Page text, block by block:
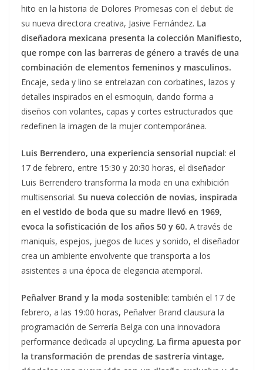
hito en la historia de Dolores Promesas con el debut de
su nueva directora creativa, Jasive Fernández. La
diseñadora mexicana presenta la colección Manifiesto,
que rompe con las barreras de género a través de una
combinación de elementos femeninos y masculinos.
Encaje, seda y lino se entrelazan con corbatines, lazos y
detalles inspirados en el esmoquin, dando forma a
diseños con volantes, capas y cortes estructurados que
redefinen la imagen de la mujer contemporánea.
Luis Berrendero, una experiencia sensorial nupcial: el
17 de febrero, entre 15:30 y 20:30 horas, el diseñador
Luis Berrendero transforma la moda en una exhibición
multisensorial. Su nueva colección de novias, inspirada
en el vestido de boda que su madre llevó en 1969,
evoca la sofisticación de los años 50 y 60. A través de
maniquís, espejos, juegos de luces y sonido, el diseñador
crea un ambiente envolvente que transporta a los
asistentes a una época de elegancia atemporal.
Peñalver Brand y la moda sostenible: también el 17 de
febrero, a las 19:00 horas, Peñalver Brand clausura la
programación de Serrería Belga con una innovadora
performance dedicada al upcycling. La firma apuesta por
la transformación de prendas de sastrería vintage,